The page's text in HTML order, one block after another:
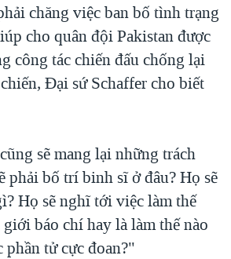
chăng việc ban bố tình trạng
cho quân đội Pakistan được
công tác chiến đấu chống lại
Đại sứ Schaffer cho biết
sẽ mang lại những trách
phải bố trí binh sĩ ở đâu? Họ sẽ
Họ sẽ nghĩ tới việc làm thế
báo chí hay là làm thế nào
phần tử cực đoan?"